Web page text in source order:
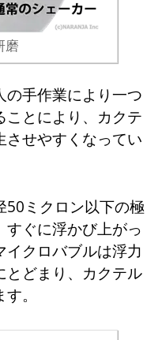
磨
の手作業により一つ
ことにより、カクテ
させやすくなってい
50ミクロン以下の極
ぐに浮かび上がっ
イクロバブルは浮力
とどまり、カクテル
。